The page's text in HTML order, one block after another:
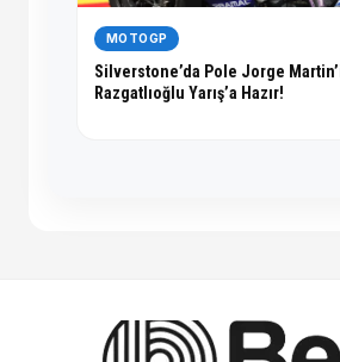
MOTOGP
Silverstone’da Pole Jorge
Razgatlıoğlu Yarış’a Hazır!